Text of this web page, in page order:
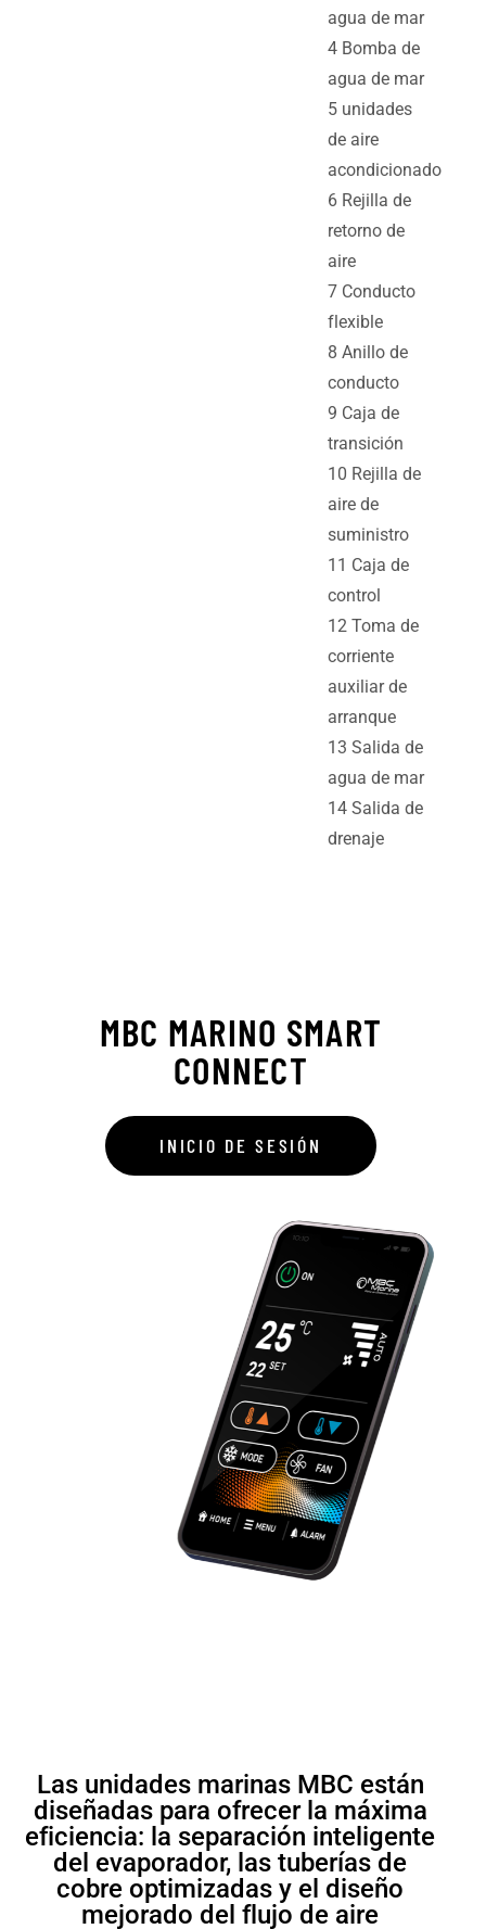
agua de mar
4 Bomba de
agua de mar
5 unidades
de aire
acondicionado
6 Rejilla de
retorno de
aire
7 Conducto
flexible
8 Anillo de
conducto
9 Caja de
transición
10 Rejilla de
aire de
suministro
11 Caja de
control
12 Toma de
corriente
auxiliar de
arranque
13 Salida de
agua de mar
14 Salida de
drenaje
MBC MARINO SMART
CONNECT
INICIO DE SESIÓN
Las unidades marinas MBC están
diseñadas para ofrecer la máxima
eficiencia: la separación inteligente
del evaporador, las tuberías de
cobre optimizadas y el diseño
mejorado del flujo de aire